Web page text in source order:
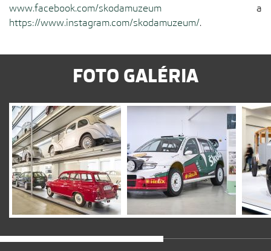
www.facebook.com/skodamuzeum a
https://www.instagram.com/skodamuzeum/.
FOTO GALÉRIA